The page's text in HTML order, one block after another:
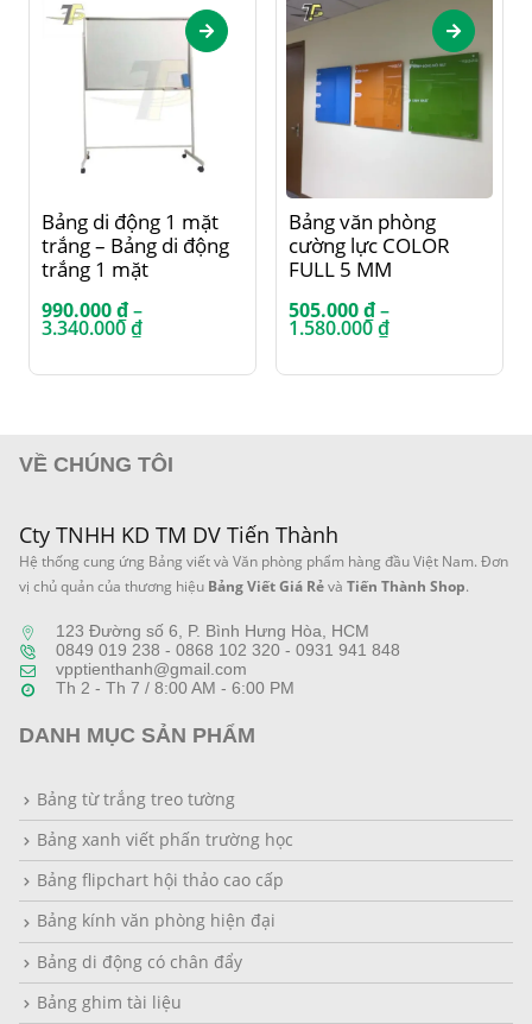
Bảng di động 1 mặt
trắng – Bảng di động
trắng 1 mặt
990.000₫–
3.340.000₫Khoảng
990.000 ₫
Sản phẩm này có nhiều biến thể. Các tùy chọn có thể được chọn trên trang sản phẩm
Bảng văn phòng
cường lực COLOR
FULL 5 MM
505.000₫–
1.580.000₫Khoảng
505.000 ₫
VỀ CHÚNG TÔI
Cty TNHH KD TM DV Tiến Thành
Hệ thống cung ứng Bảng viết và Văn phòng phẩm hàng đầu Việt Nam. Đơn
vị chủ quản của thương hiệu Bảng Viết Giá Rẻvà Tiến Thành Shop.
123 Đường số 6, P. Bình Hưng Hòa, HCM
0849 019 238 - 0868 102 320 - 0931 941 848
vpptienthanh@gmail.com
Th 2 - Th 7 / 8:00 AM - 6:00 PM
DANH MỤC SẢN PHẨM
Bảng từ trắng treo tường
Bảng xanh viết phấn trường học
Bảng flipchart hội thảo cao cấp
Bảng kính văn phòng hiện đại
Bảng di động có chân đẩy
Bảng ghim tài liệu